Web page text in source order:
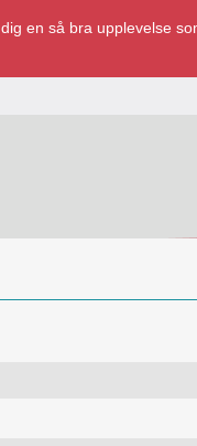
en så bra upplevelse